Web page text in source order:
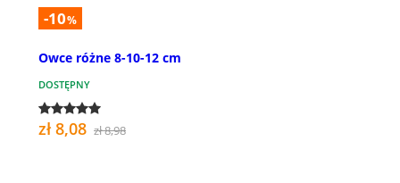
-10%
Owce różne 8-10-12 cm
DOSTĘPNY
zł 8,08 zł 8,98